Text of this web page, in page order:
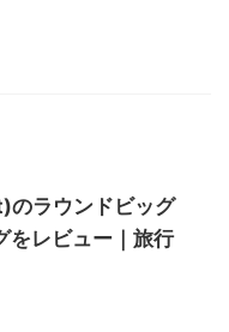
ラウンドビッグ
をレビュー｜旅行